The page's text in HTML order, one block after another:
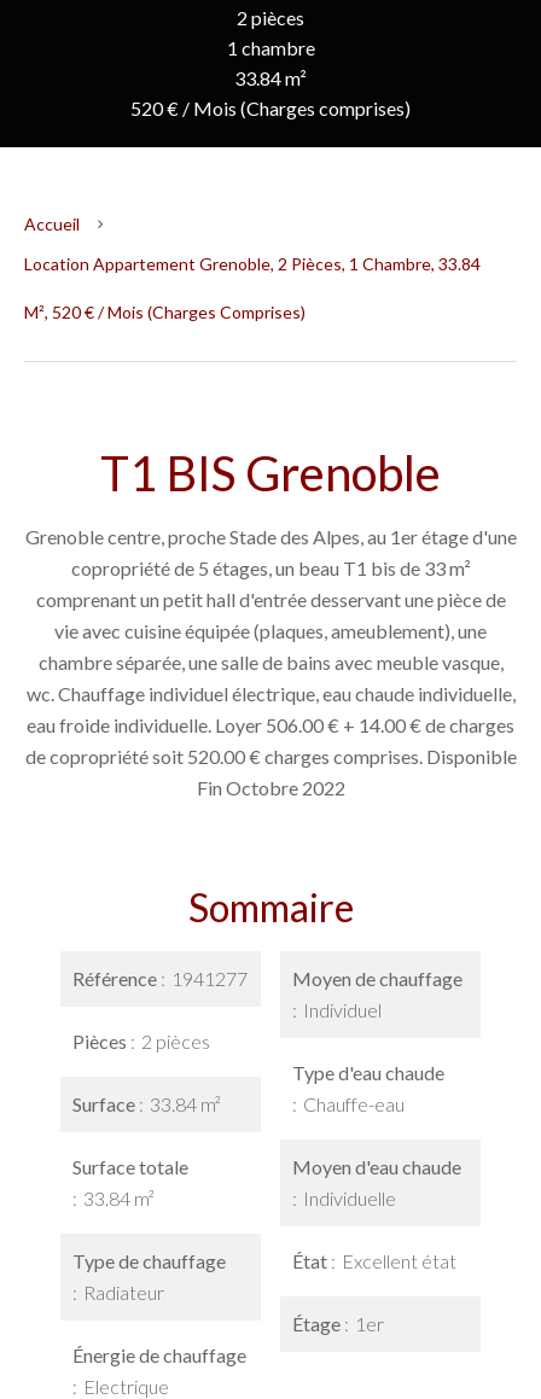
2 pièces
1 chambre
33.84 m²
520 € / Mois (Charges comprises)
Accueil
Location Appartement Grenoble, 2 Pièces, 1 Chambre, 33.84
M², 520 € / Mois (Charges Comprises)
T1 BIS Grenoble
Grenoble centre, proche Stade des Alpes, au 1er étage d'une
copropriété de 5 étages, un beau T1 bis de 33 m²
comprenant un petit hall d'entrée desservant une pièce de
vie avec cuisine équipée (plaques, ameublement), une
chambre séparée, une salle de bains avec meuble vasque,
wc. Chauffage individuel électrique, eau chaude individuelle,
eau froide individuelle. Loyer 506.00 € + 14.00 € de charges
de copropriété soit 520.00 € charges comprises. Disponible
Fin Octobre 2022
Sommaire
Référence 1941277
Pièces 2 pièces
Surface 33.84 m²
Surface totale
33.84 m²
Type de chauffage
Radiateur
Énergie de chauffage
Electrique
Moyen de chauffage
Individuel
Type d'eau chaude
Chauffe-eau
Moyen d'eau chaude
Individuelle
État Excellent état
Étage 1er